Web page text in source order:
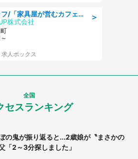
＞
ホールスタッフ/「家具屋が営むカフェスタッフ!」週2日～OK!嬉しいまかない付き/岡山県/浅口郡里庄町
株式会社
人ボックス
全国
セスランキング
の鬼が振り返ると...2歳娘が〝まさかの
2～3分探しました」